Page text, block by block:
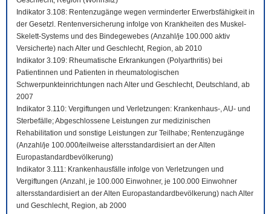
Indikator 3.108: Rentenzugänge wegen verminderter Erwerbsfähigkeit in
der Gesetzl. Rentenversicherung infolge von Krankheiten des Muskel-
Skelett-Systems und des Bindegewebes (Anzahl/je 100.000 aktiv
Versicherte) nach Alter und Geschlecht, Region, ab 2010
Indikator 3.109: Rheumatische Erkrankungen (Polyarthritis) bei
Patientinnen und Patienten in rheumatologischen
Schwerpunkteinrichtungen nach Alter und Geschlecht, Deutschland, ab
2007
Indikator 3.110: Vergiftungen und Verletzungen: Krankenhaus-, AU- und
Sterbefälle; Abgeschlossene Leistungen zur medizinischen
Rehabilitation und sonstige Leistungen zur Teilhabe; Rentenzugänge
(Anzahl/je 100.000/teilweise altersstandardisiert an der Alten
Europastandardbevölkerung)
Indikator 3.111: Krankenhausfälle infolge von Verletzungen und
Vergiftungen (Anzahl, je 100.000 Einwohner, je 100.000 Einwohner
altersstandardisiert an der Alten Europastandardbevölkerung) nach Alter
und Geschlecht, Region, ab 2000